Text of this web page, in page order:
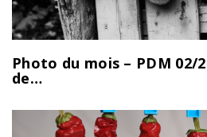
Photo du mois – PDM 02/
de…